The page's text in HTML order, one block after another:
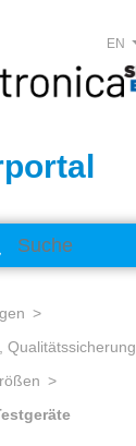
EN
Qualitätssicherung